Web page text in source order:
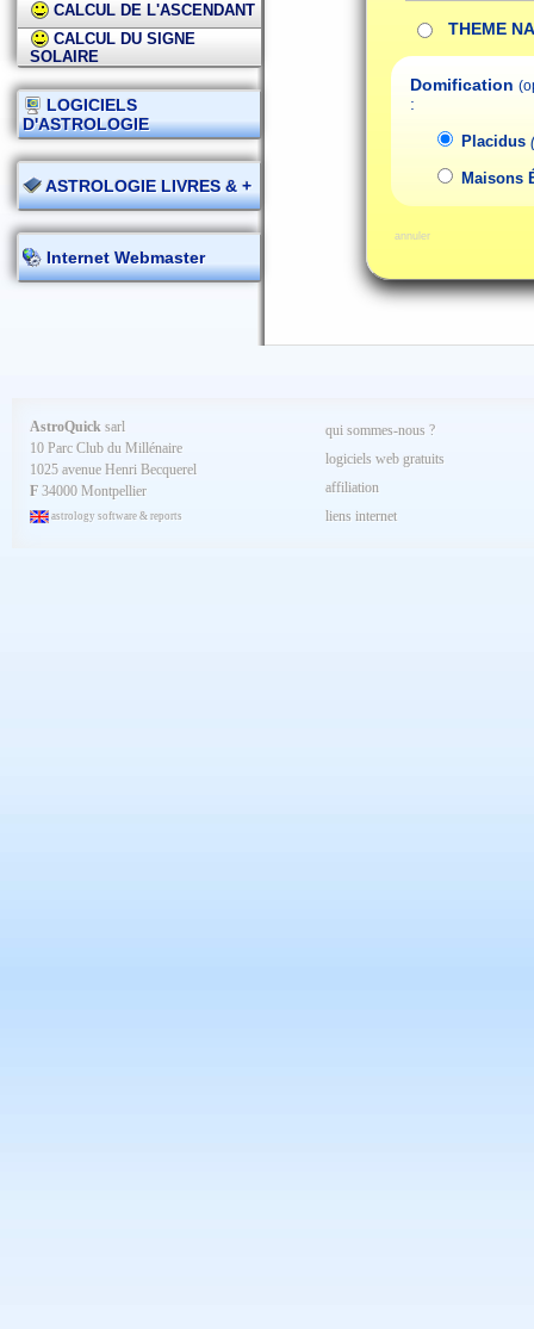
CALCUL DE L'ASCENDANT
CALCUL DU SIGNE
SOLAIRE
LOGICIELS
D'ASTROLOGIE
ASTROLOGIE LIVRES & +
Internet Webmaster
THEME
Domification
:
Placidus
Maisons
annuler
AstroQuick sarl
10 Parc Club du Millénaire
1025 avenue Henri Becquerel
F 34000 Montpellier
astrology software & reports
qui sommes-nous ?
logiciels web gratuits
affiliation
liens internet